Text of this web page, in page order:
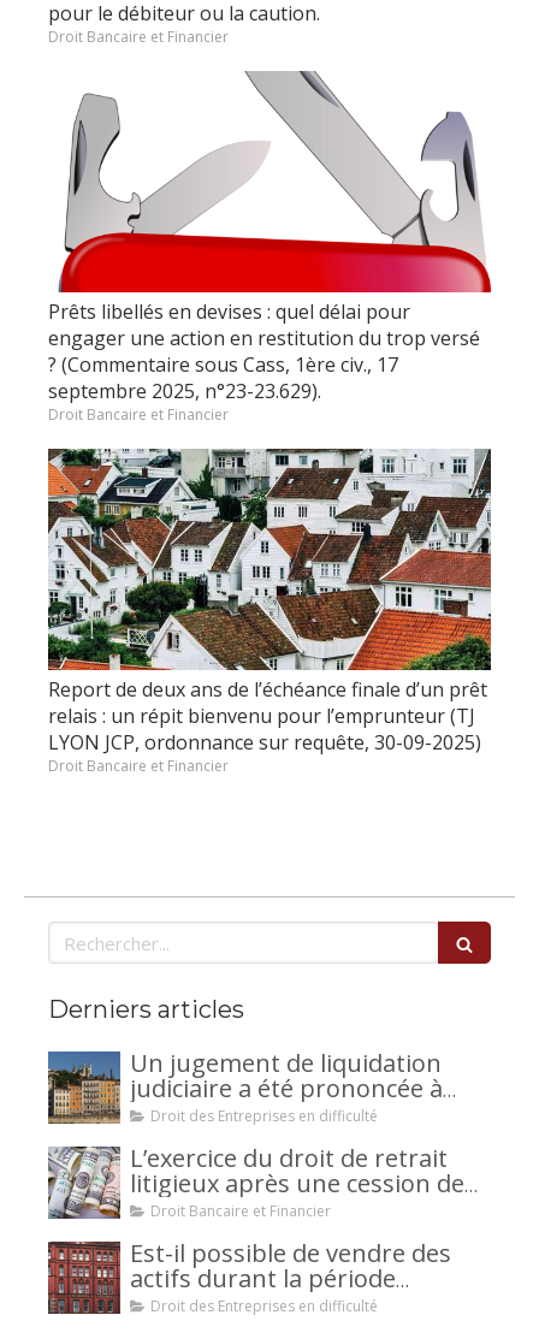
pour le débiteur ou la caution.
Droit Bancaire et Financier
Prêts libellés en devises : quel délai pour
engager une action en restitution du trop versé
? (Commentaire sous Cass, 1ère civ., 17
septembre 2025, n°23-23.629).
Droit Bancaire et Financier
Report de deux ans de l’échéance finale d’un prêt
relais : un répit bienvenu pour l’emprunteur (TJ
LYON JCP, ordonnance sur requête, 30-09-2025)
Droit Bancaire et Financier
Rechercher
Derniers articles
Un jugement de liquidation
judiciaire a été prononcée à
votre encontre : comment
Droit des Entreprises en difficulté
L’exercice du droit de retrait
litigieux après une cession de
créance : un mécanisme
la caution.
Droit Bancaire et Financier
Est-il possible de vendre des
actifs durant la période
d’observation d’un
Droit des Entreprises en difficulté